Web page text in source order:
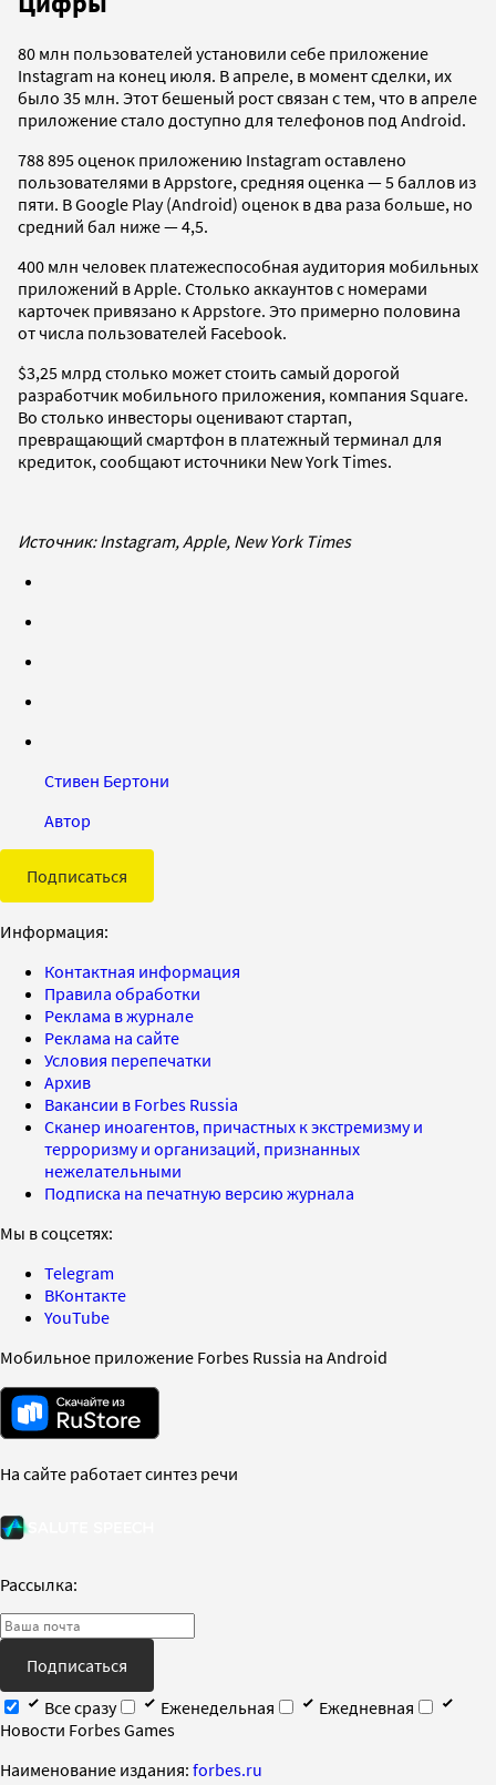
80 млн пользователей установили себе приложение
Instagram на конец июля. В апреле, в момент сделки, их
было 35 млн. Этот бешеный рост связан с тем, что в апреле
приложение стало доступно для телефонов под Android.
788 895 оценок приложению Instagram оставлено
пользователями в Appstore, средняя оценка — 5 баллов из
пяти. В Google Play (Android) оценок в два раза больше, но
средний бал ниже — 4,5.
400 млн человек платежеспособная аудитория мобильных
приложений в Apple. Столько аккаунтов с номерами
карточек привязано к Appstore. Это примерно половина
от числа пользователей Facebook.
$3,25 млрд столько может стоить самый дорогой
разработчик мобильного приложения, компания Square.
Во столько инвесторы оценивают стартап,
превращающий смартфон в платежный терминал для
кредиток, сообщают источники New York Times.
Источник: Instagram, Apple, New York Times
Стивен Бертони
Автор
Подписаться
Информация:
Контактная информация
Правила обработки
Реклама в журнале
Реклама на сайте
Условия перепечатки
Архив
Вакансии в Forbes Russia
Сканер иноагентов, причастных к экстремизму и
терроризму и организаций, признанных
нежелательными
Подписка на печатную версию журнала
Мы в соцсетях:
Telegram
ВКонтакте
YouTube
Мобильное приложение Forbes Russia на Android
На сайте работает синтез речи
Рассылка:
Подписаться
Все сразу
Еженедельная
Ежедневная
Новости Forbes Games
Наименование издания: forbes.ru